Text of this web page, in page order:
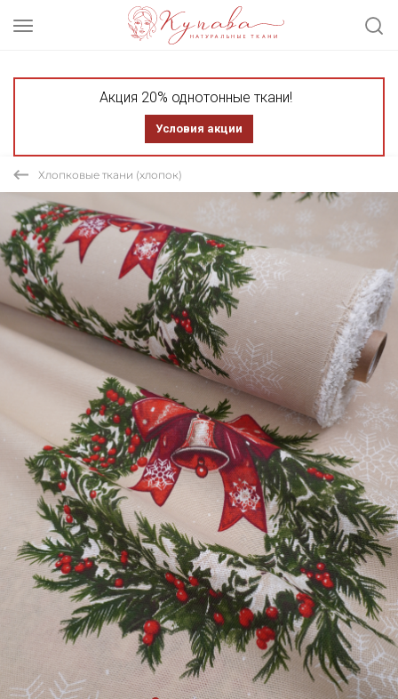
Акция 20% однотонные ткани!
Условия акции
Хлопковые ткани (хлопок)